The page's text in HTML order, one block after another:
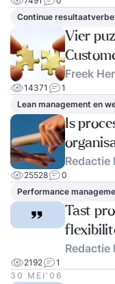
Continue
Vier
Freek
14371
1
Lean management en
Is
Redactie
25528
0
Performance
Tast
Redactie
2192
1
30 MEI‘06